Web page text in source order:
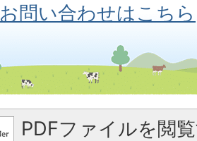
お問い合わせはこちら
PDFファイルを閲